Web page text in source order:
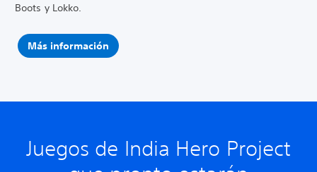
Boots y Lokko.
Más información
Juegos de India Hero Project